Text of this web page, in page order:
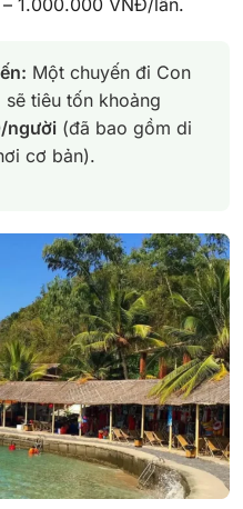
Một chuyến đi Con
tiêu tốn khoảng
người (đã bao gồm di
cơ bản).